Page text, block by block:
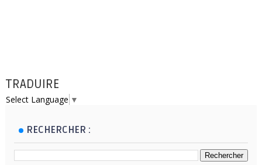
TRADUIRE
Select Language ▼
RECHERCHER :